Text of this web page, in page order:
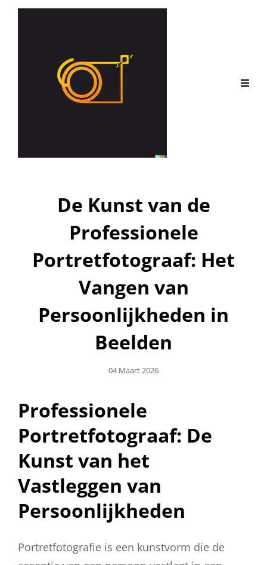
De Kunst van de
Professionele
Portretfotograaf: Het
Vangen van
Persoonlijkheden in
Beelden
Geplaatst
04 Maart 2026
Professionele
Portretfotograaf: De
Kunst van het
Vastleggen van
Persoonlijkheden
Portretfotografie is een kunstvorm die de